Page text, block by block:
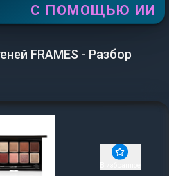
С ПОМОЩЬЮ ИИ
FRAMES - Разбор